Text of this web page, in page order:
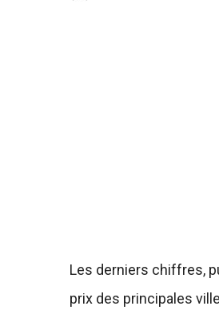
Les derniers chiffres,
prix des principales